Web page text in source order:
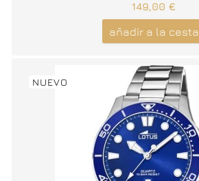
149,00 €
añadir a la cesta
NUEVO